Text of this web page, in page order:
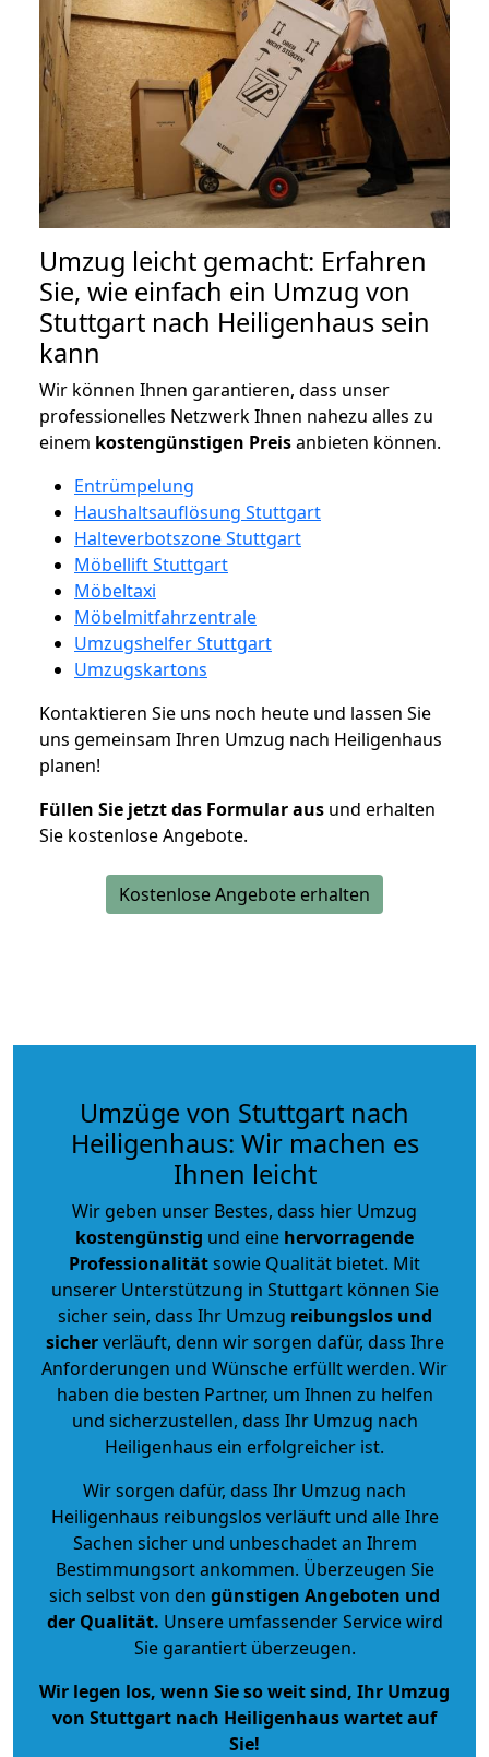
Umzug leicht gemacht: Erfahren
Sie, wie einfach ein Umzug von
Stuttgart nach Heiligenhaus sein
kann
Wir können Ihnen garantieren, dass unser
professionelles Netzwerk Ihnen nahezu alles zu
einem kostengünstigen Preisanbieten können.
Entrümpelung
Haushaltsauflösung Stuttgart
Halteverbotszone Stuttgart
Möbellift Stuttgart
Möbeltaxi
Möbelmitfahrzentrale
Umzugshelfer Stuttgart
Umzugskartons
Kontaktieren Sie uns noch heute und lassen Sie
uns gemeinsam Ihren Umzug nach Heiligenhaus
planen!
Füllen Sie jetzt das Formular aus und erhalten
Sie kostenlose Angebote.
Kostenlose Angebote erhalten
Umzüge von Stuttgart nach
Heiligenhaus: Wir machen es
Ihnen leicht
Wir geben unser Bestes, dass hier Umzug
kostengünstig und eine hervorragende
Professionalitätsowie Qualität bietet. Mit
unserer Unterstützung in Stuttgart können Sie
sicher sein, dass Ihr Umzug reibungslos und
sicherverläuft, denn wir sorgen dafür, dass Ihre
Anforderungen und Wünsche erfüllt werden. Wir
haben die besten Partner, um Ihnen zu helfen
und sicherzustellen, dass Ihr Umzug nach
Heiligenhaus ein erfolgreicher ist.
Wir sorgen dafür, dass Ihr Umzug nach
Heiligenhaus reibungslos verläuft und alle Ihre
Sachen sicher und unbeschadet an Ihrem
Bestimmungsort ankommen. Überzeugen Sie
sich selbst von den günstigen Angeboten und
der Qualität. Unsere umfassender Service wird
Sie garantiert überzeugen.
Wir legen los, wenn Sie so weit sind, Ihr Umzug
von Stuttgart nach Heiligenhaus wartet auf
Sie!